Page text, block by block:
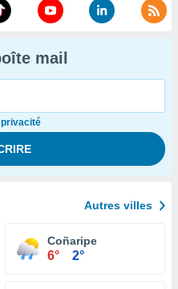
mail
Autres villes
Coñaripe
6° 2°